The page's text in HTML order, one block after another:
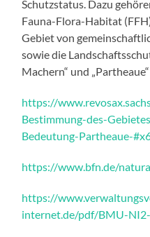
Schutzstatus. Dazu
Fauna-Flora-Habitat
Gebiet von
sowie die
Machern“ und „Partheaue“
https://
Bestimmung-des-
Bedeutung-Partheaue-
https://www.bfn.de/
https://
internet.de/pdf/BMU-